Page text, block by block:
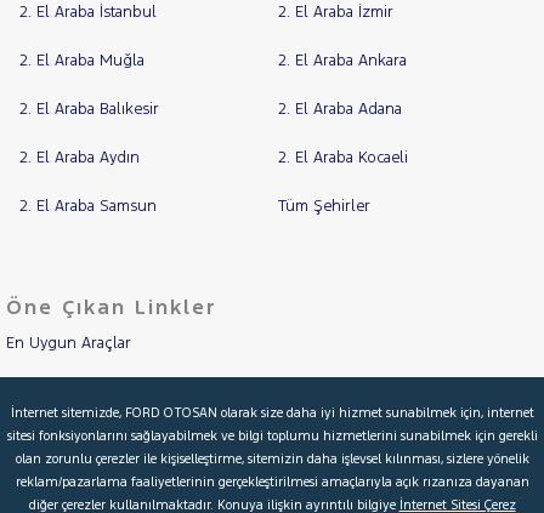
SUBARU
TESLA
TRAKTÖR
VOLKSWAGEN
2. El Araba İstanbul 2. El Araba İzmir
2. El Araba Muğla 2. El Araba Ankara
2. El Araba Balıkesir 2. El Araba Adana
2. El Araba Aydın 2. El Araba Kocaeli
2. El Araba Samsun Tüm Şehirler
Öne Çıkan Linkler
En Uygun Araçlar
İkinci El Garanti
Kampanyalar
İnternet sitemizde, FORD OTOSAN olarak size daha iyi hizmet sunabilmek için, internet
sitesi fonksiyonlarını sağlayabilmek ve bilgi toplumu hizmetlerini sunabilmek için gerekli
olan zorunlu çerezler ile kişiselleştirme, sitemizin daha işlevsel kılınması, sizlere yönelik
reklam/pazarlama faaliyetlerinin gerçekleştirilmesi amaçlarıyla açık rızanıza dayanan
diğer çerezler kullanılmaktadır. Konuya ilişkin ayrıntılı bilgiye İnternet Sitesi Çerez